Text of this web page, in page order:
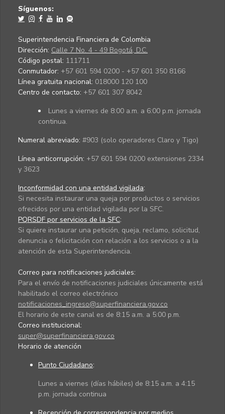
Síguenos:
Superintendencia Financiera de Colombia
Dirección: Calle 7 No. 4 - 49 Bogotá, D.C.
Código postal: 111711
Conmutador: +57 601 594 0200 - +57 601 350 8166
Línea gratuita nacional: 018000 120 100
Centro de contacto: +57 601 307 8042
Lunes a viernes de 8:00 a.m. a 6:00 p.m. jornada
continua.
Numeral abreviado: #903 (solo operadores Claro y Tigo)
Línea anticorrupción: +57 601 594 0200 extensiones 2334
y 3623
Inconformidad con una entidad vigilada:
Si necesita instaurar una queja por productos o servicios
ofrecidos por una entidad vigilada por la SFC.
PQRSDF por servicios de la SFC:
Si quiere instaurar una petición, queja, reclamo, solicitud,
denuncia o felicitación con relación a los servicios o a la
atención de esta Superintendencia.
Correo para notificaciones judiciales:
Para el envío de notificaciones judiciales únicamente está
habilitado el correo electrónico
notificaciones_ingreso@superfinanciera.gov.co
El horario de este canal es de 8:15 a.m. a 5:00 p.m.
Correo institucional:
super@superfinanciera.gov.co
Horario de atención
Punto Ciudadano:
Lunes a viernes (días hábiles) de 8:15 a.m. a 4:15
p.m. jornada continua